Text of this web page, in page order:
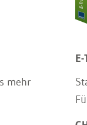
mehr